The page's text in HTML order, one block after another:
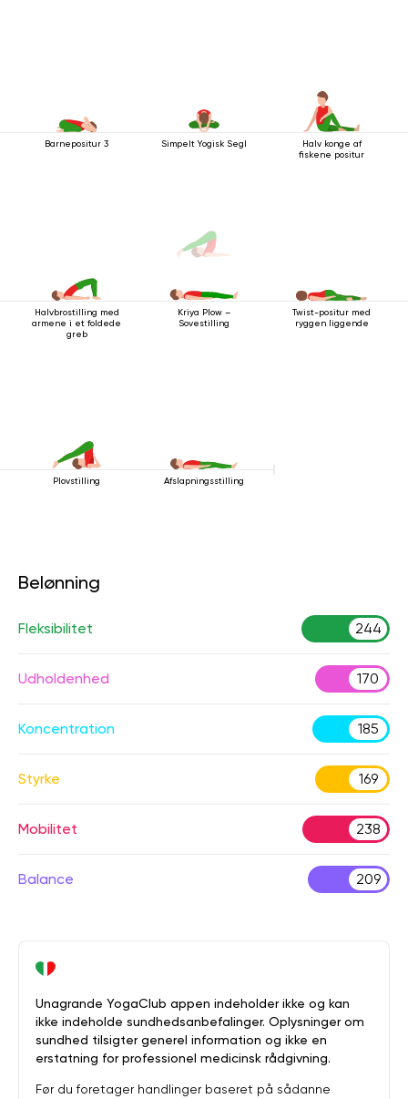
Barnepositur 3 Simpelt Yogisk Segl
Halv konge af
fiskene positur
Halvbrostilling med
armene i et foldede
greb
Kriya Plow –
Sovestilling
Twist-positur med
ryggen liggende
Plovstilling Afslapningsstilling
Belønning
Fleksibilitet 244
Udholdenhed 170
Koncentration 185
Styrke 169
Mobilitet 238
Balance 209
Unagrande YogaClub appen indeholder ikke og kan
ikke indeholde sundhedsanbefalinger. Oplysninger om
sundhed tilsigter generel information og ikke en
erstatning for professionel medicinsk rådgivning.
Før du foretager handlinger baseret på sådanne